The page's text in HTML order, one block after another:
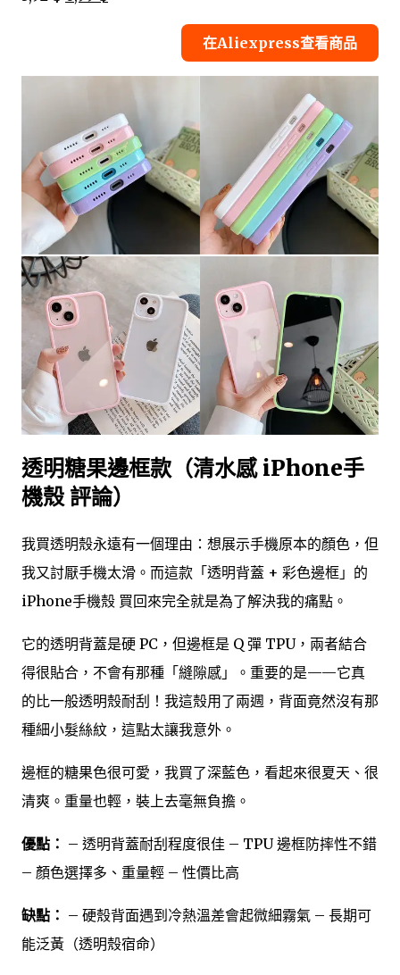
在Aliexpress查看商品
透明糖果邊框款（清水感 iPhone手
機殼 評論）
我買透明殼永遠有一個理由：想展示手機原本的顏色，但
我又討厭手機太滑。而這款「透明背蓋 + 彩色邊框」的
iPhone手機殼 買回來完全就是為了解決我的痛點。
它的透明背蓋是硬 PC，但邊框是 Q 彈 TPU，兩者結合
得很貼合，不會有那種「縫隙感」。重要的是——它真
的比一般透明殼耐刮！我這殼用了兩週，背面竟然沒有那
種細小髮絲紋，這點太讓我意外。
邊框的糖果色很可愛，我買了深藍色，看起來很夏天、很
清爽。重量也輕，裝上去毫無負擔。
優點： – 透明背蓋耐刮程度很佳 – TPU 邊框防摔性不錯
– 顏色選擇多、重量輕 – 性價比高
缺點： – 硬殼背面遇到冷熱溫差會起微細霧氣 – 長期可
能泛黃（透明殼宿命）